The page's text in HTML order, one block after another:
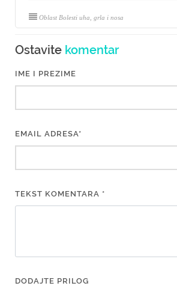
Oblast Bolesti uha, grla i nosa
Ostavite komentar
IME I PREZIME
EMAIL ADRESA*
TEKST KOMENTARA *
DODAJTE PRILOG